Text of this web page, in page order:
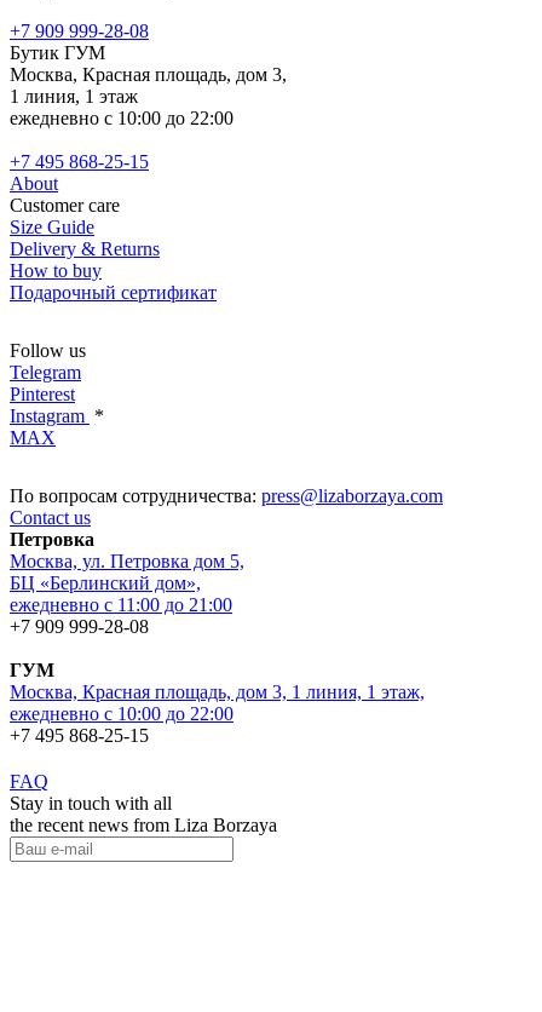
+7 909 999-28-08
Бутик ГУМ
Москва, Красная площадь, дом 3,
1 линия, 1 этаж
ежедневно с 10:00 до 22:00
+7 495 868-25-15
About
Customer care
Size Guide
Delivery & Returns
How to buy
Подарочный сертификат
Follow us
Telegram
Pinterest
Instagram *
MAX
По вопросам сотрудничества: press@lizaborzaya.com
Contact us
Петровка
Москва, ул. Петровка дом 5,
БЦ «Берлинский дом»,
ежедневно с 11:00 до 21:00
+7 909 999-28-08
ГУМ
Москва, Красная площадь, дом 3, 1 линия, 1 этаж,
ежедневно с 10:00 до 22:00
+7 495 868-25-15
FAQ
Stay in touch with all
the recent news from Liza Borzaya